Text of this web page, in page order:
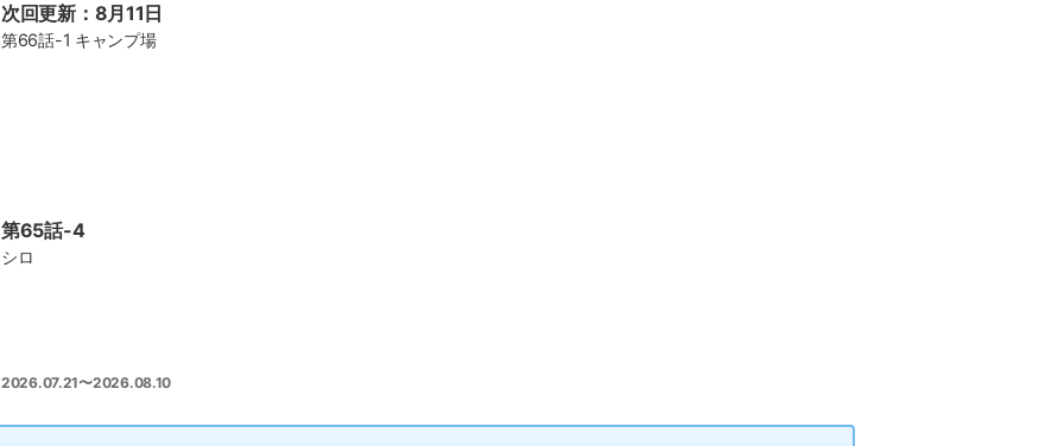
次回更新：8月11日
第66話-1 キャンプ場
第65話-4
シロ
2026.07.21〜2026.08.10